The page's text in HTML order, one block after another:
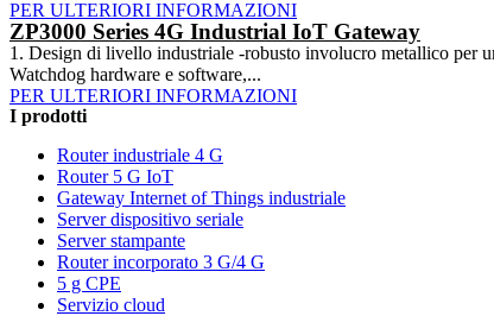
PER ULTERIORI INFORMAZIONI
ZP3000 Series 4G Industrial IoT Gateway
1. Design di livello industriale -robusto involucro metallico per
Watchdog hardware e software,...
PER ULTERIORI INFORMAZIONI
I prodotti
Router industriale 4 G
Router 5 G IoT
Gateway Internet of Things industriale
Server dispositivo seriale
Server stampante
Router incorporato 3 G/4 G
5 g CPE
Servizio cloud